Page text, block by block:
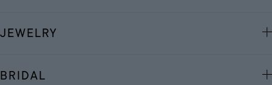
JEWELRY
BRIDAL